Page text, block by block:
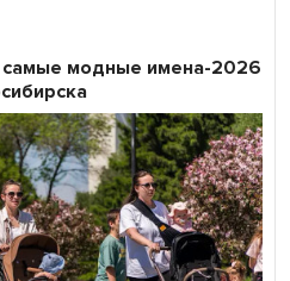
модные имена-2026